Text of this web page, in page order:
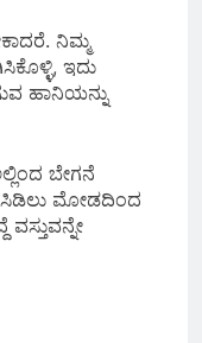
ನಿಮ್ಮ
ಇದು
ಹಾನಿಯನ್ನು
ಬೇಗನೆ
ಸಿಡಿಲು ಮೋಡದಿಂದ